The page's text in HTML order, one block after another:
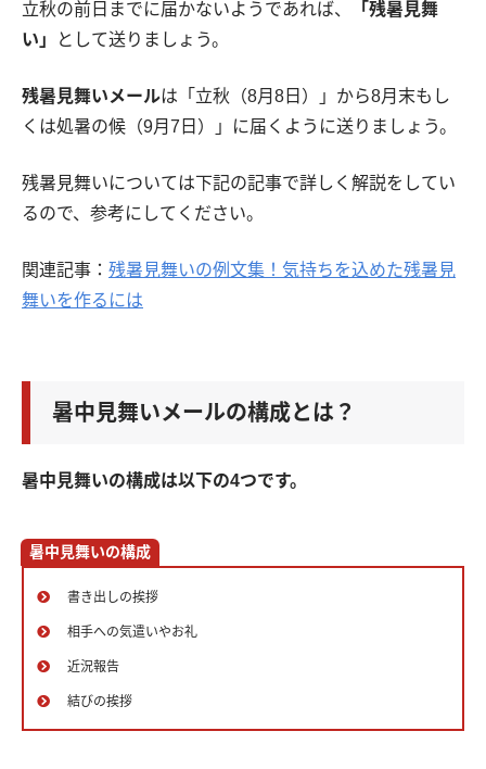
立秋の前日までに届かないようであれば、
「残暑見舞
い」
として送りましょう。
残暑見舞いメールは「立秋（8月8日）」から8月末もし
くは処暑の候（9月7日）」に届くように送りましょう。
残暑見舞いについては下記の記事で詳しく解説をしてい
るので、参考にしてください。
関連記事： 残暑見舞いの例文集！気持ちを込めた残暑見
舞いを作るには
暑中見舞いメールの構成とは？
暑中見舞いの構成は以下の4つです。
暑中見舞いの構成
書き出しの挨拶
相手への気遣いやお礼
近況報告
結びの挨拶